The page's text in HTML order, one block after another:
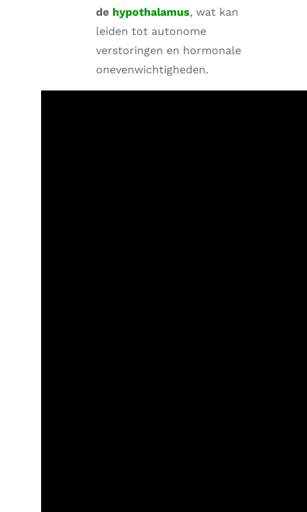
de hypothalamus, wat kan
leiden tot autonome
verstoringen en hormonale
onevenwichtigheden.